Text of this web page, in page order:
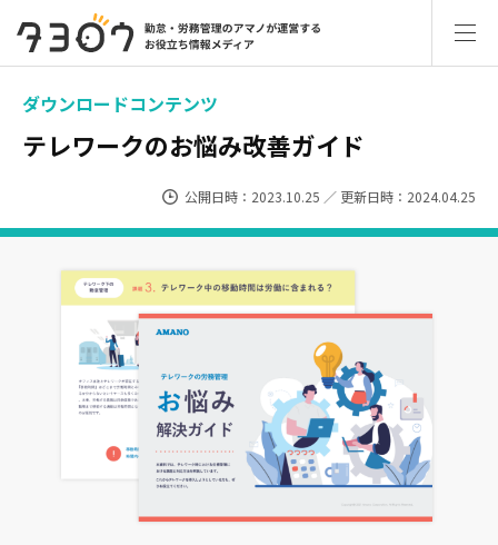
ダウンロードコンテンツ
テレワークのお悩み改善ガイド
公開日時：2023.10.25 ／ 更新日時：2024.04.25